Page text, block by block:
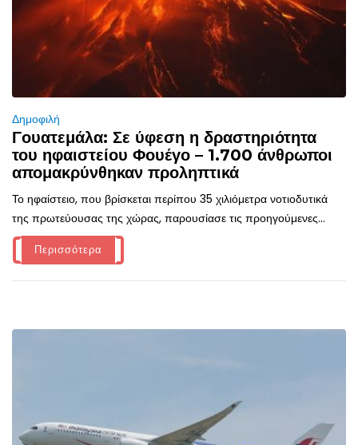
Δημοφιλή
Γουατεμάλα: Σε ύφεση η δραστηριότητα
του ηφαιστείου Φουέγο – 1.700 άνθρωποι
απομακρύνθηκαν προληπτικά
Το ηφαίστειο, που βρίσκεται περίπου 35 χιλιόμετρα νοτιοδυτικά
της πρωτεύουσας της χώρας, παρουσίασε τις προηγούμενες...
Περισσότερα